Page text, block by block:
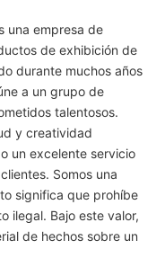
una empresa de
de exhibición de
durante muchos años
a un grupo de
talentosos.
y creatividad
un excelente servicio
Somos una
significa que prohíbe
ilegal. Bajo este valor,
de hechos sobre un